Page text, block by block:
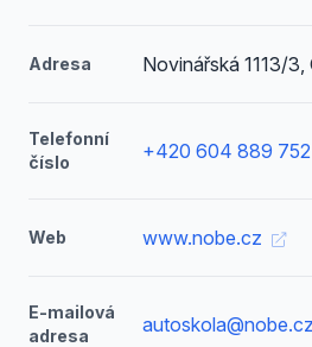
Adresa Novinářská 1113/3,
Telefonní
číslo
+420 604 889 752
Web www.nobe.cz
E-mailová
adresa
autoskola@nobe.cz